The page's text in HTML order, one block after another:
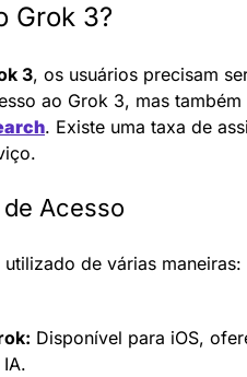
Grok 3?
3, os usuários precisam
ao Grok 3, mas
. Existe uma taxa de
Acesso
de várias maneiras:
Disponível para iOS,